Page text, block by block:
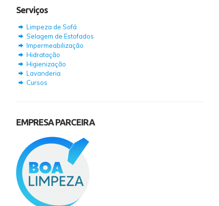
Serviços
Limpeza de Sofá
Selagem de Estofados
Impermeabilização
Hidratação
Higienização
Lavanderia
Cursos
EMPRESA PARCEIRA